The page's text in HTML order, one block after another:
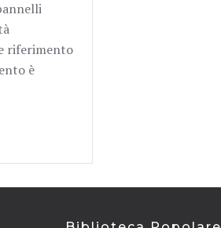
riferimento
è